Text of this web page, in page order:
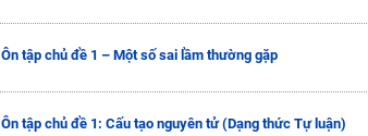
Ôn tập chủ đề 1 – Một số sai lầm thường gặp
Ôn tập chủ đề 1: Cấu tạo nguyên tử (Dạng thức Tự luận)